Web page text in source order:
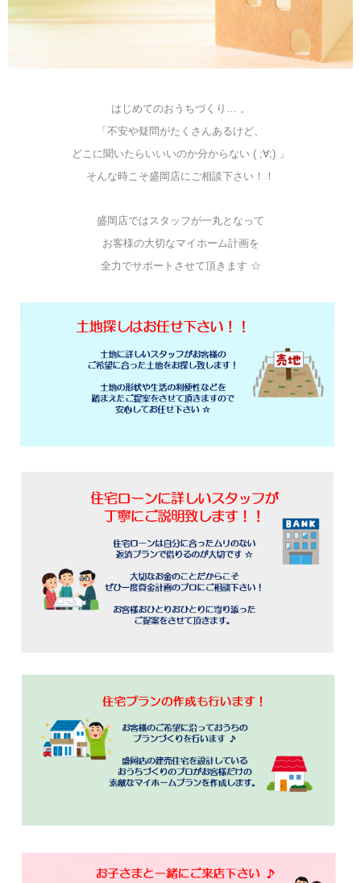
はじめてのおうちづくり… 。
「不安や疑問がたくさんあるけど、
どこに聞いたらいいいのか分からない ( ;∀;) 」
そんな時こそ盛岡店にご相談下さい！！
盛岡店ではスタッフが一丸となって
お客様の大切なマイホーム計画を
全力でサポートさせて頂きます ☆